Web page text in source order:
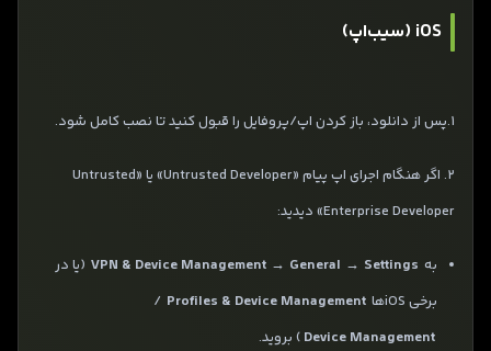
iOS (سیب‌اپ)
1.پس از دانلود، باز کردن اپ/پروفایل را قبول کنید تا نصب کامل شود.
2. اگر هنگام اجرای اپ پیام «Untrusted Developer» یا «Untrusted
Enterprise Developer» دیدید:
به Settings
→
General
→
VPN & Device Management (یا در
برخی iOSها
Profiles & Device Management
/
Device Management ) بروید.